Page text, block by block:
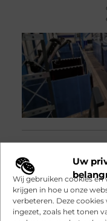
Uw
Wij gebruiken cookies
krijgen in hoe u onze
verbeteren. Deze
ingezet, zoals het tonen